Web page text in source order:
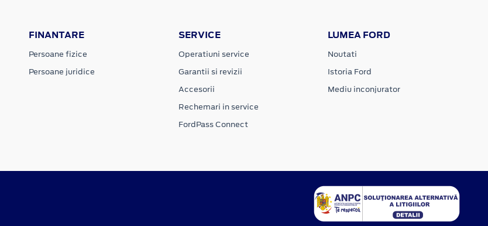
FINANTARE
Persoane fizice
Persoane juridice
SERVICE
Operatiuni service
Garantii si revizii
Accesorii
Rechemari in service
FordPass Connect
LUMEA FORD
Noutati
Istoria Ford
Mediu inconjurator